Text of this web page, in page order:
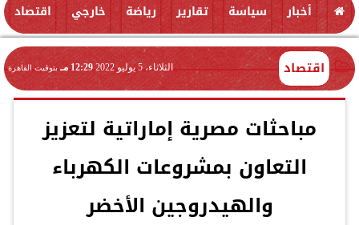
أخبار سياسة تقارير رياضة خارجي اقتصاد
اقتصاد الثلاثاء، 5 يوليو 2022 12:29 مـ بتوقيت القاهرة
مباحثات مصرية إماراتية لتعزيز
التعاون بمشروعات الكهرباء
والهيدروجين الأخضر